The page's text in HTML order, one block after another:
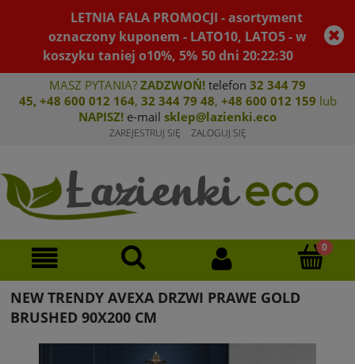
LETNIA FALA PROMOCJI - asortyment
oznaczony kuponem - LATO10, LATO5 - w
koszyku taniej o10%, 5% 50dni20:22:30
MASZ PYTANIA? ZADZWOŃ! telefon 32 344 79
45, +48 600 012 164, 32 344 79 48, +48 600 012 159 lub
NAPISZ! e-mail sklep@lazienki.eco
ZAREJESTRUJ SIĘ ZALOGUJ SIĘ
NEW TRENDY AVEXA DRZWI PRAWE GOLD
BRUSHED 90X200 CM